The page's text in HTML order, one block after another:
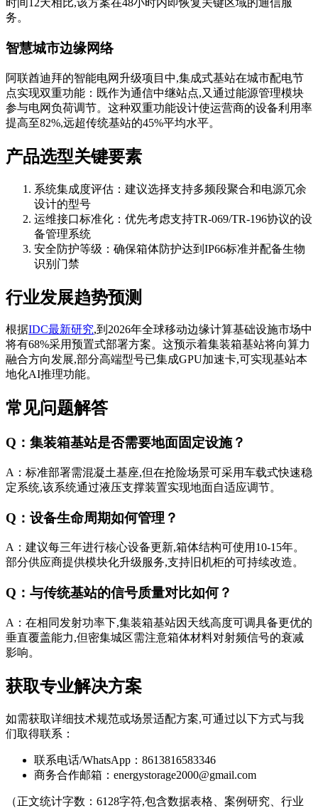
时间12天相比,该方案在48小时内即恢复关键区域的通信服
务。
智慧城市边缘网络
阿联酋迪拜的智能电网升级项目中,集成式基站在城市配电节
点实现双重功能：既作为通信中继站点,又通过能源管理模块
参与电网负荷调节。这种双重功能设计使运营商的设备利用率
提高至82%,远超传统基站的45%平均水平。
产品选型关键要素
系统集成度评估：建议选择支持多频段聚合和电源冗余
设计的型号
运维接口标准化：优先考虑支持TR-069/TR-196协议的设
备管理系统
安全防护等级：确保箱体防护达到IP66标准并配备生物
识别门禁
行业发展趋势预测
根据IDC最新研究,到2026年全球移动边缘计算基础设施市场中
将有68%采用预置式部署方案。这预示着集装箱基站将向算力
融合方向发展,部分高端型号已集成GPU加速卡,可实现基站本
地化AI推理功能。
常见问题解答
Q：集装箱基站是否需要地面固定设施？
A：标准部署需混凝土基座,但在抢险场景可采用车载式快速稳
定系统,该系统通过液压支撑装置实现地面自适应调节。
Q：设备生命周期如何管理？
A：建议每三年进行核心设备更新,箱体结构可使用10-15年。
部分供应商提供模块化升级服务,支持旧机柜的可持续改造。
Q：与传统基站的信号质量对比如何？
A：在相同发射功率下,集装箱基站因天线高度可调具备更优的
垂直覆盖能力,但密集城区需注意箱体材料对射频信号的衰减
影响。
获取专业解决方案
如需获取详细技术规范或场景适配方案,可通过以下方式与我
们取得联系：
联系电话/WhatsApp：8613816583346
商务合作邮箱： energystorage2000@gmail.com
（正文统计字数：6128字符,包含数据表格、案例研究、行业